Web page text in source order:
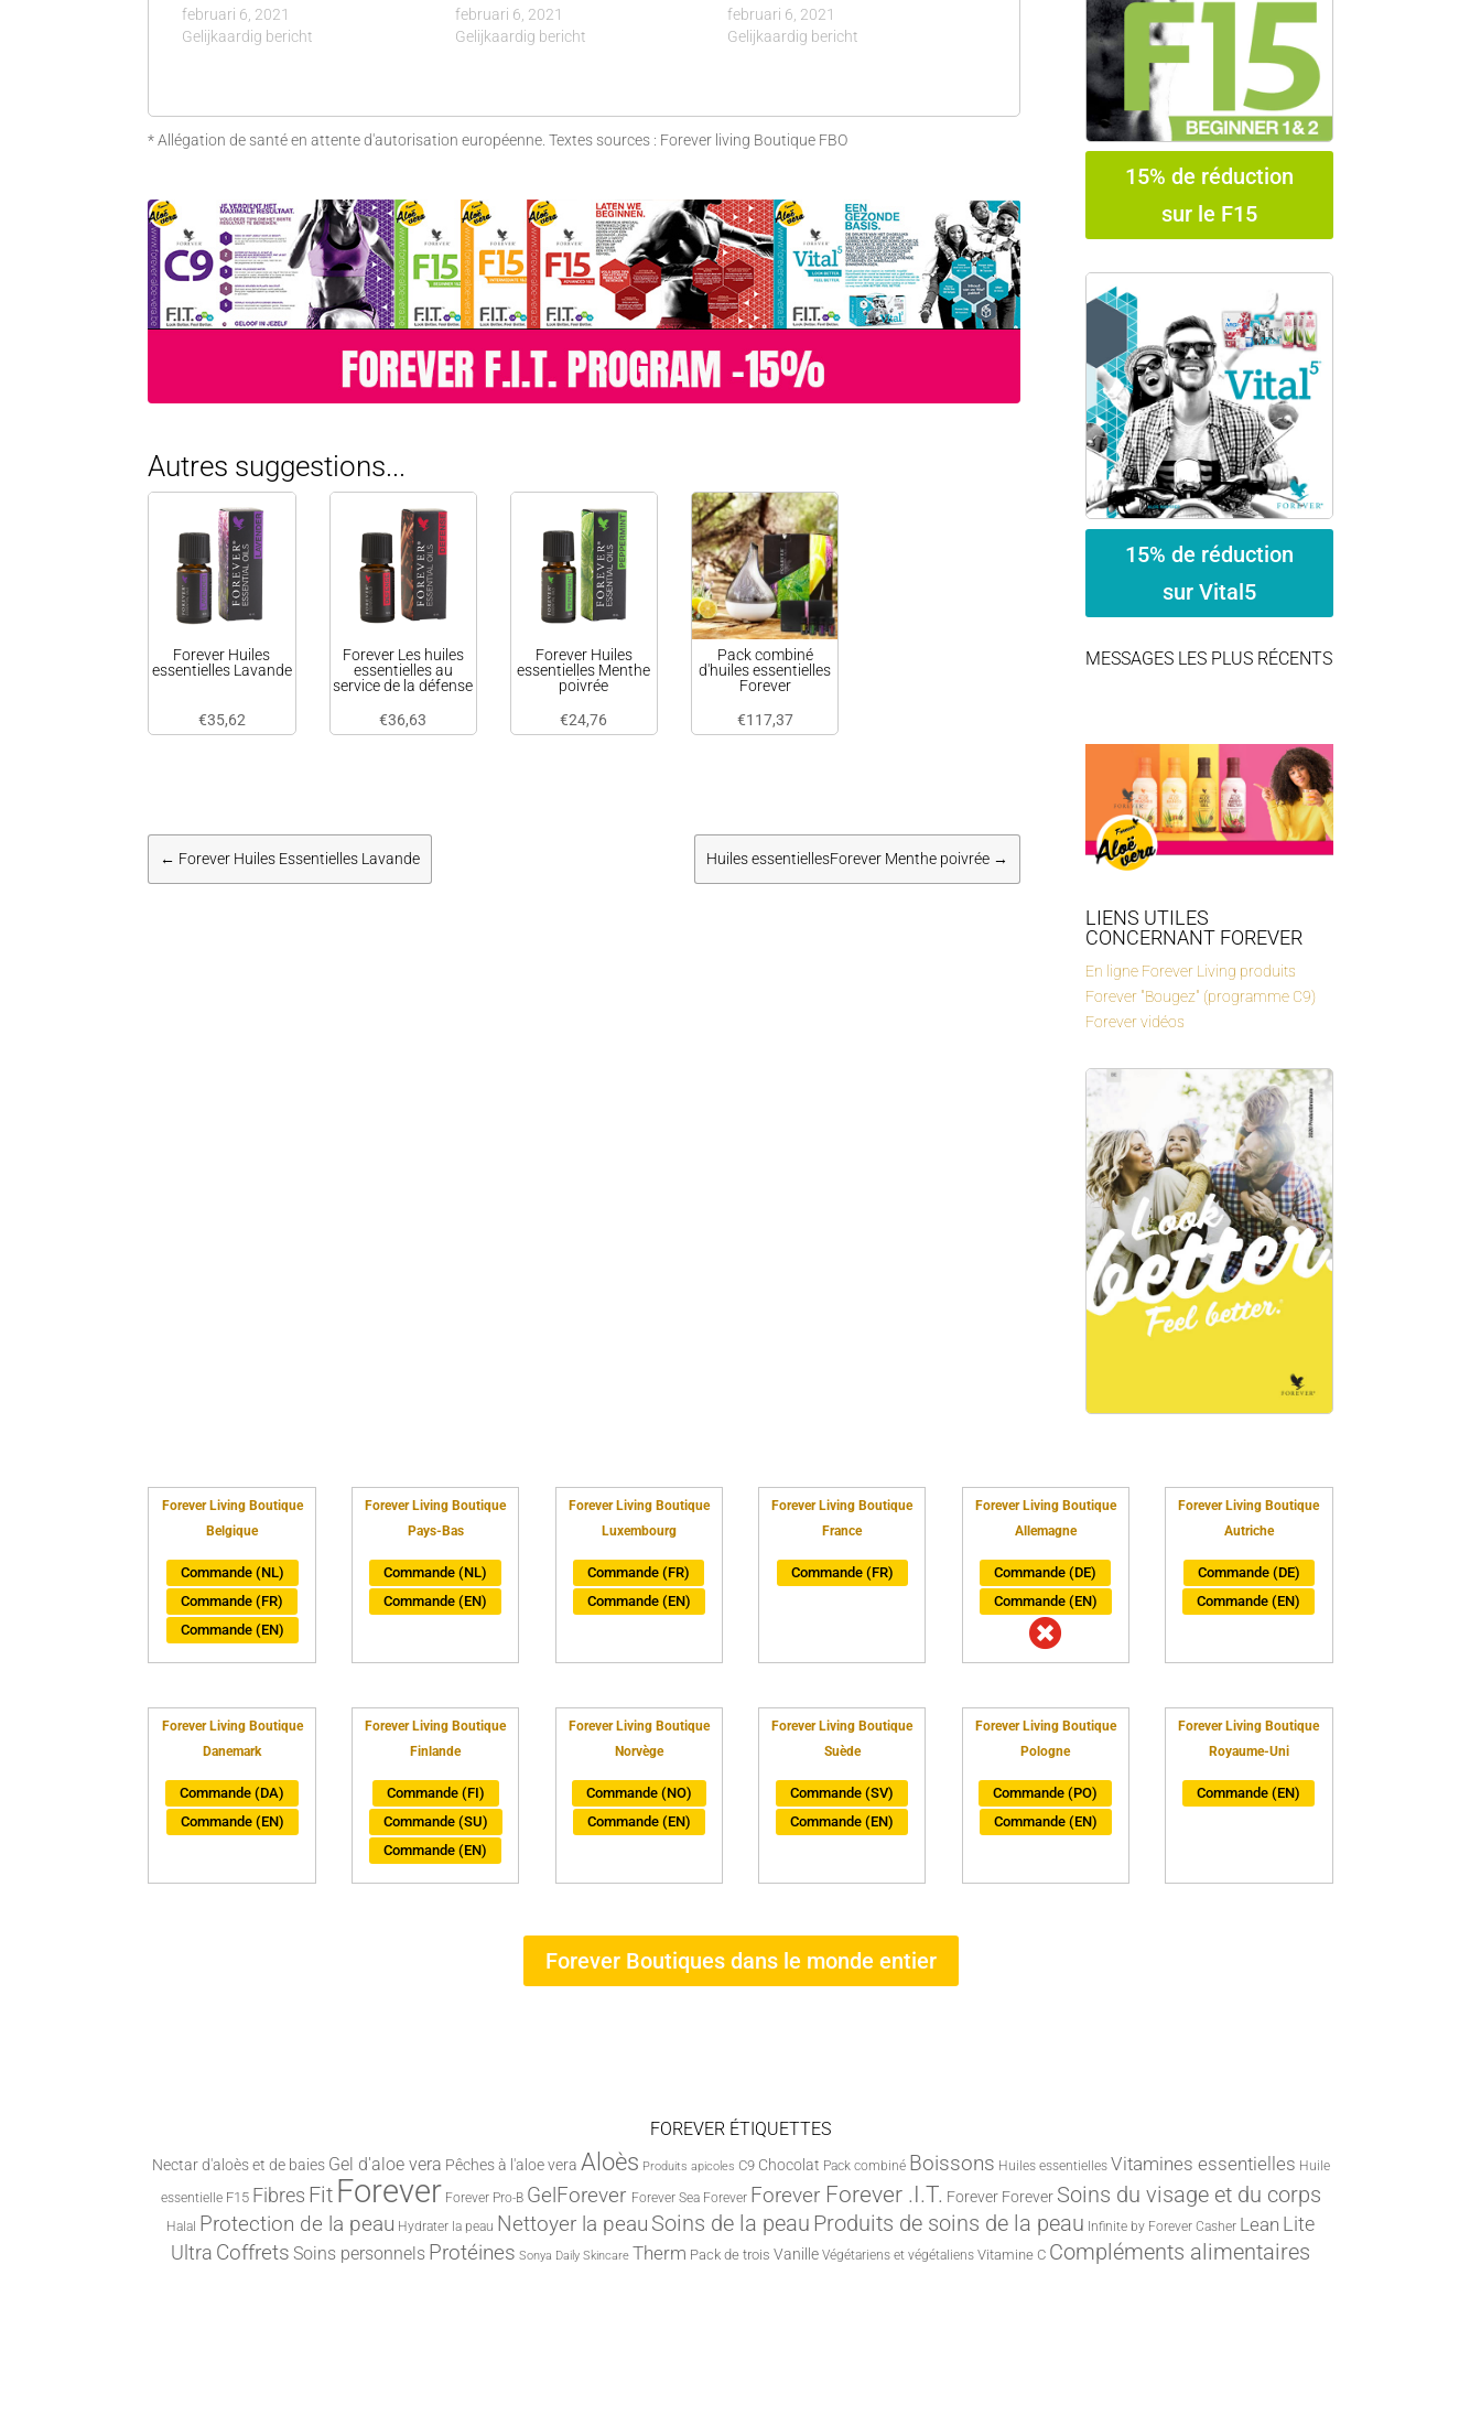
februari 6, 2021
Gelijkaardig bericht
februari 6, 2021
Gelijkaardig bericht
februari 6, 2021
Gelijkaardig bericht
* Allégation de santé en attente d'autorisation européenne. Textes sources : Forever living Boutique FBO
Autres suggestions...
Forever Huiles
essentielles Lavande
€35,62
Forever Les huiles
essentielles au
service de la défense
€36,63
Forever Huiles
essentielles Menthe
poivrée
€24,76
Pack combiné
d'huiles essentielles
Forever
€117,37
← Forever Huiles Essentielles Lavande Huiles essentiellesForever Menthe poivrée →
15% de réduction
sur le F15
15% de réduction
sur Vital5
MESSAGES LES PLUS RÉCENTS
LIENS UTILES
CONCERNANT FOREVER
En ligne Forever Living produits
Forever "Bougez" (programme C9)
Forever vidéos
Forever Living Boutique
Belgique
Commande (NL)
Commande (FR)
Commande (EN)
Forever Living Boutique
Pays-Bas
Commande (NL)
Commande (EN)
Forever Living Boutique
Luxembourg
Commande (FR)
Commande (EN)
Forever Living Boutique
France
Commande (FR)
Forever Living Boutique
Allemagne
Commande (DE)
Commande (EN)

Forever Living Boutique
Autriche
Commande (DE)
Commande (EN)
Forever Living Boutique
Danemark
Commande (DA)
Commande (EN)
Forever Living Boutique
Finlande
Commande (FI)
Commande (SU)
Commande (EN)
Forever Living Boutique
Norvège
Commande (NO)
Commande (EN)
Forever Living Boutique
Suède
Commande (SV)
Commande (EN)
Forever Living Boutique
Pologne
Commande (PO)
Commande (EN)
Forever Living Boutique
Royaume-Uni
Commande (EN)
Forever Boutiques dans le monde entier
FOREVER ÉTIQUETTES
Nectar d'aloès et de baies Gel d'aloe vera Pêches à l'aloe vera Aloès Produits apicoles C9 Chocolat Pack combiné Boissons Huiles essentielles Vitamines essentielles Huile
essentielle F15 Fibres Fit Forever Forever Pro-B GelForever Forever Sea Forever Forever Forever .I.T. Forever Forever Soins du visage et du corps
Halal Protection de la peau Hydrater la peau Nettoyer la peau Soins de la peau Produits de soins de la peau Infinite by Forever Casher Lean Lite
Ultra Coffrets Soins personnels Protéines Sonya Daily Skincare Therm Pack de trois Vanille Végétariens et végétaliens Vitamine C Compléments alimentaires